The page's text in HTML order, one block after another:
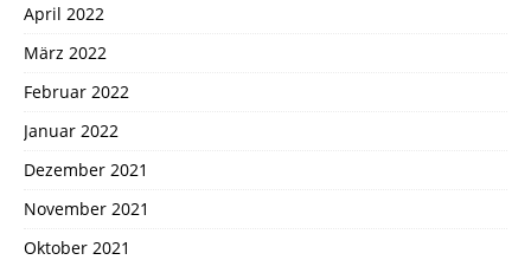
April 2022
März 2022
Februar 2022
Januar 2022
Dezember 2021
November 2021
Oktober 2021